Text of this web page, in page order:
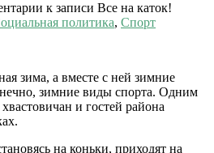
к записи Все на каток!
политика, Спорт
зима, а вместе с ней зимние
зимние виды спорта. Одним
и гостей района
на коньки, приходят на